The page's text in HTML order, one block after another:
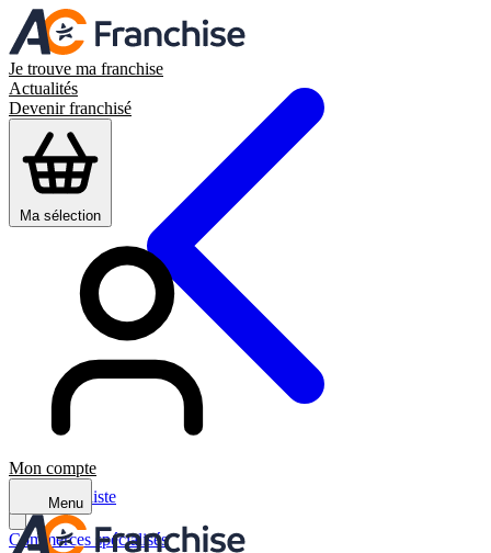
Je trouve ma franchise
Actualités
Devenir franchisé
Ma sélection
Mon compte
Menu
Retour à la liste
Commerces spécialisés